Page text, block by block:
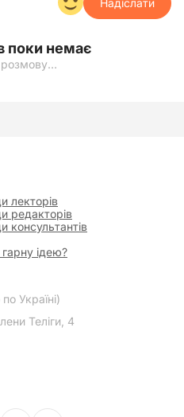
Надіслати
поки немає
розмову…
лекторів
редакторів
консультантів
ідею?
Україні)
Теліги, 4